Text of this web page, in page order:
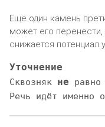
Ещё один камень
может его перенести,
снижается потенциал
Уточнение
Сквозняк не равно
Речь идёт именно